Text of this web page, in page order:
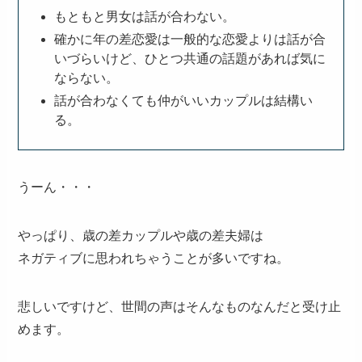
もともと男女は話が合わない。
確かに年の差恋愛は一般的な恋愛よりは話が合
いづらいけど、ひとつ共通の話題があれば気に
ならない。
話が合わなくても仲がいいカップルは結構い
る。
うーん・・・
やっぱり、歳の差カップルや歳の差夫婦は
ネガティブに思われちゃうことが多いですね。
悲しいですけど、世間の声はそんなものなんだと受け止
めます。